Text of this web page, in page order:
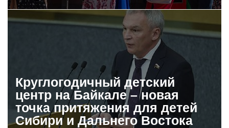
Круглогодичный детский
центр на Байкале – новая
точка притяжения для детей
Сибири и Дальнего Востока